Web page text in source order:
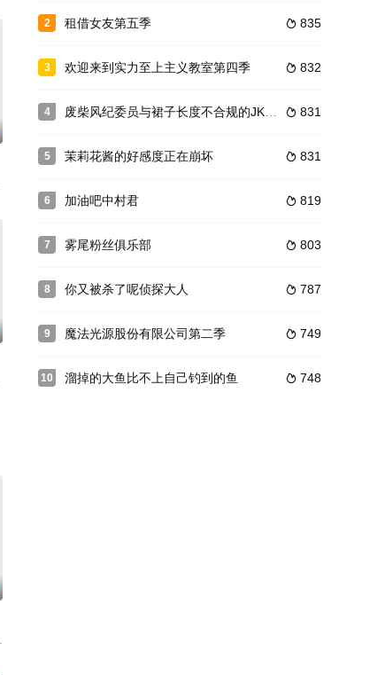
上寻找屠魔神剑之路
梦（木户衣吹 配音）一直以来都生活在家庭暴力的阴影
其实是15
「D2」对抗而荒废的美国。指挥家「朝雏タクト」与
因"诅咒"而存活了 900
2  835
租借女友第五季
3  832
欢迎来到实力至上主义教室第四季
4  831
废柴风纪委员与裙子长度不合规的JK的故事
5  831
茉莉花酱的好感度正在崩坏
6  819
加油吧中村君
7  803
雾尾粉丝俱乐部
8  787
你又被杀了呢侦探大人
9  749
魔法光源股份有限公司第二季
10  748
溜掉的大鱼比不上自己钓到的鱼